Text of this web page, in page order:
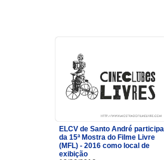
ELCV de Santo André participa
da 15ª Mostra do Filme Livre
(MFL) - 2016 como local de
exibição